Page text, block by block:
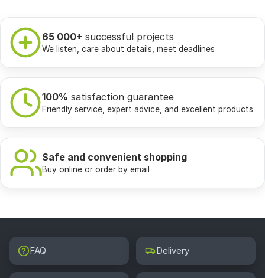
65 000+ successful projects
We listen, care about details, meet deadlines
100% satisfaction guarantee
Friendly service, expert advice, and excellent products
Safe and convenient shopping
Buy online or order by email
FAQ Delivery